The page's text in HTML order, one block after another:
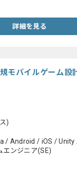
実務経験
経験
詳細を見る
モバイルゲーム設
)
/ Android / iOS /
エンジニア(SE)